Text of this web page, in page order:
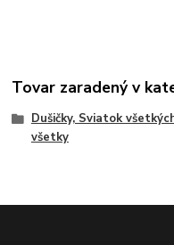
Tovar zaradený v
Dušičky, Sviatok
všetky